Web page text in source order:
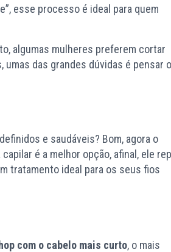
esse processo é ideal para quem
algumas mulheres preferem cortar
umas das grandes dúvidas é pensar o
e saudáveis? Bom, agora o
é a melhor opção, afinal, ele
tratamento ideal para os seus fios
com o cabelo mais curto, o mais